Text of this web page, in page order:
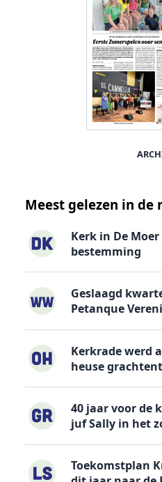
Meest gelezen in de
Kerk in De
bestemming
Geslaagd
Petanque
Kerkrade werd
heuse
40 jaar voor de
juf Sally in het
Toekomstplan